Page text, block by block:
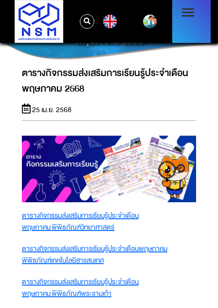
ตารางกิจกรรมส่งเสริมการเรียนรู้ประจำเดือน
พฤษภาคม 2568
ตารางกิจกรรมส่งเสริมการเรียนรู้ประจำเดือน
พฤษภาคม 2568
25 เม.ย. 2568
ตารางกิจกรรมส่งเสริมการเรียนรู้ประจำเดือน
พฤษภาคม พิพิธภัณฑ์วิทยาศาสตร์
ตารางกิจกรรมส่งเสริมการเรียนรู้ประจำเดือนพฤษภาคม
พิพิธภัณฑ์เทคโนโลยีสารสนเทศ
ตารางกิจกรรมส่งเสริมการเรียนรู้ประจำเดือน
พฤษภาคม พิพิธภัณฑ์พระรามเก้า